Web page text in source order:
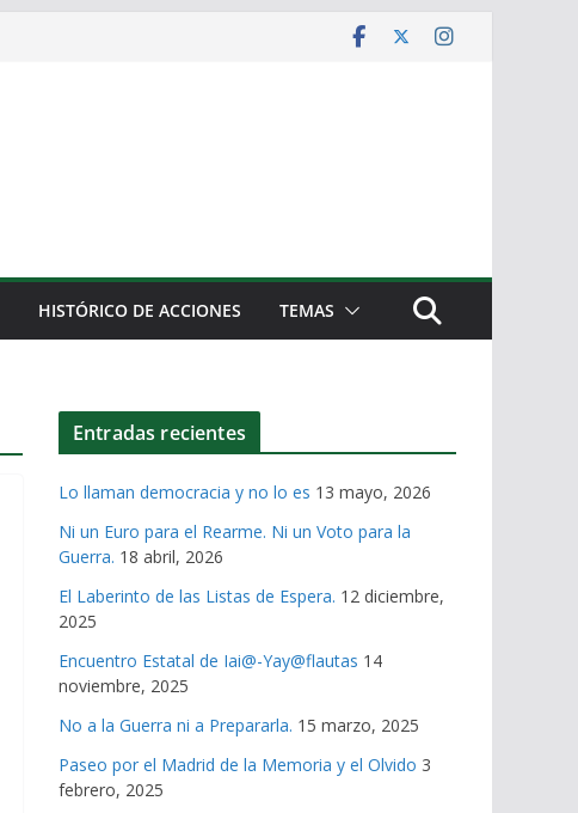
HISTÓRICO DE ACCIONES TEMAS
Entradas recientes
Lo llaman democracia y no lo es 13 mayo, 2026
Ni un Euro para el Rearme. Ni un Voto para la
Guerra. 18 abril, 2026
El Laberinto de las Listas de Espera. 12 diciembre,
2025
Encuentro Estatal de Iai@-Yay@flautas 14
noviembre, 2025
No a la Guerra ni a Prepararla. 15 marzo, 2025
Paseo por el Madrid de la Memoria y el Olvido 3
febrero, 2025